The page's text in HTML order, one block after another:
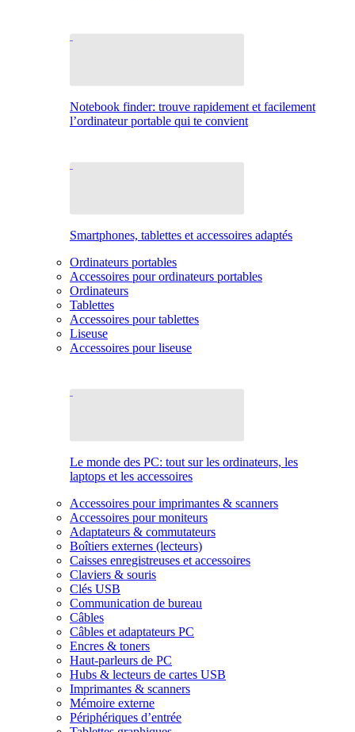
Notebook finder: trouve rapidement et facilement
l’ordinateur portable qui te convient
Smartphones, tablettes et accessoires adaptés
Ordinateurs portables
Accessoires pour ordinateurs portables
Ordinateurs
Tablettes
Accessoires pour tablettes
Liseuse
Accessoires pour liseuse
Le monde des PC: tout sur les ordinateurs, les
laptops et les accessoires
Accessoires pour imprimantes & scanners
Accessoires pour moniteurs
Adaptateurs & commutateurs
Boîtiers externes (lecteurs)
Caisses enregistreuses et accessoires
Claviers & souris
Clés USB
Communication de bureau
Câbles
Câbles et adaptateurs PC
Encres & toners
Haut-parleurs de PC
Hubs & lecteurs de cartes USB
Imprimantes & scanners
Mémoire externe
Périphériques d’entrée